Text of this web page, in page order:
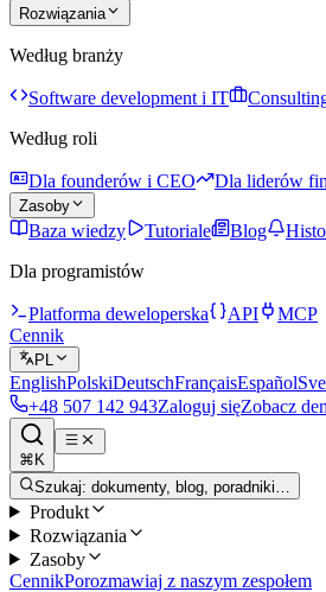
Rozwiązania
Według branży
Software development i IT
Według roli
Dla founderów i CEO Dla liderów
Zasoby
Baza wiedzy Tutoriale Blog
Dla programistów
Platforma deweloperska API
MCP
Cennik
PL
EnglishPolskiDeutschFrançaisEspañol
+48 507 142 943Zaloguj sięZobacz
⌘K
Szukaj: dokumenty, blog, poradniki…
Produkt
Rozwiązania
Zasoby
CennikPorozmawiaj z naszym zespołem